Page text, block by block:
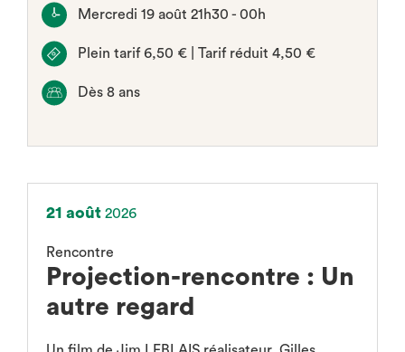
Mercredi 19 août 21h30 - 00h
Plein tarif 6,50 € | Tarif réduit 4,50 €
Dès 8 ans
21 août 2026
Rencontre
Projection-rencontre : Un
autre regard